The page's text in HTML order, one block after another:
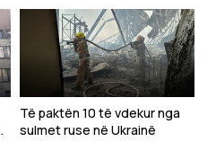
Të paktën 10 të vdekur nga
sulmet ruse në Ukrainë